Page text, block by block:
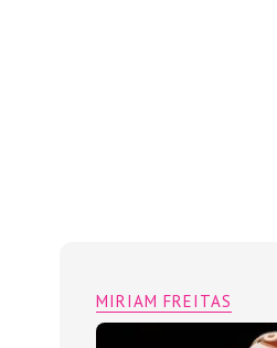
MIRIAM FREITAS